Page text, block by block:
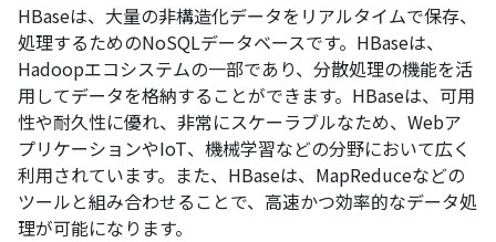
HBaseは、大量の非構造化データをリアルタイムで保存、
処理するためのNoSQLデータベースです。HBaseは、
Hadoopエコシステムの一部であり、分散処理の機能を活
用してデータを格納することができます。HBaseは、可用
性や耐久性に優れ、非常にスケーラブルなため、Webア
プリケーションやIoT、機械学習などの分野において広く
利用されています。また、HBaseは、MapReduceなどの
ツールと組み合わせることで、高速かつ効率的なデータ処
理が可能になります。